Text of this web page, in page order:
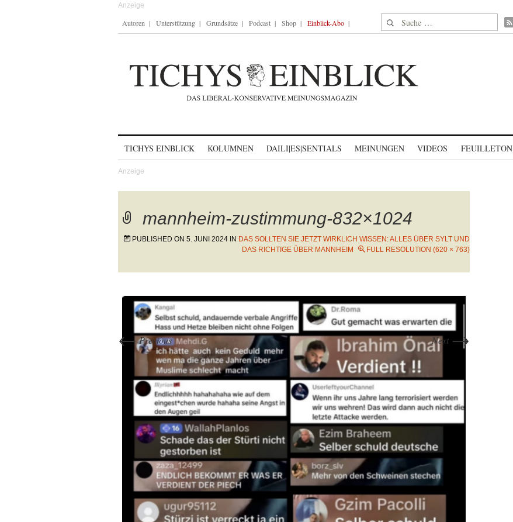
Autoren Unterstützung Grundsätze Podcast Shop Einblick-Abo Suche nach:
TICHYS EINBLICK KOLUMNEN DAILI|ES|SENTIALS MEINUNGEN VIDEOS FEUILLETON
mannheim-zustimmung-832×1024
PUBLISHED ON 5. JUNI 2024 IN DAS SOLLTEN SIE JETZT WIRKLICH WISSEN: ALLES ÜBER SYLT UND
DAS RICHTIGE ÜBER MANNHEIM
FULL RESOLUTION (620 × 763)
←Previous Next→